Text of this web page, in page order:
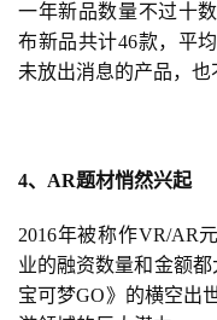
一年新品数量不过十
布新品共计46款，平
未放出消息的产品，也
4、AR题材悄然兴起
2016年被称作VR/AR
业的融资数量和金额
宝可梦GO》的横空出